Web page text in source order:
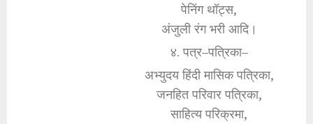
पेनिंग थॉट्स,
अंजुली रंग भरी आदि।
४. पत्र–पत्रिका–
अभ्युदय हिंदी मासिक पत्रिका,
जनहित परिवार पत्रिका,
साहित्य परिक्रमा,